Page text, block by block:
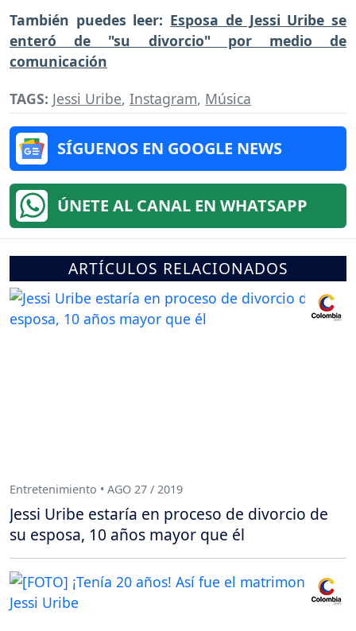
También puedes leer: Esposa de Jessi Uribe se
enteró de "su divorcio" por medio de
comunicación
TAGS: Jessi Uribe, Instagram, Música
SÍGUENOS EN GOOGLE NEWS
ÚNETE AL CANAL EN WHATSAPP
ARTÍCULOS RELACIONADOS
Entretenimiento • AGO 27 / 2019
Jessi Uribe estaría en proceso de divorcio de
su esposa, 10 años mayor que él